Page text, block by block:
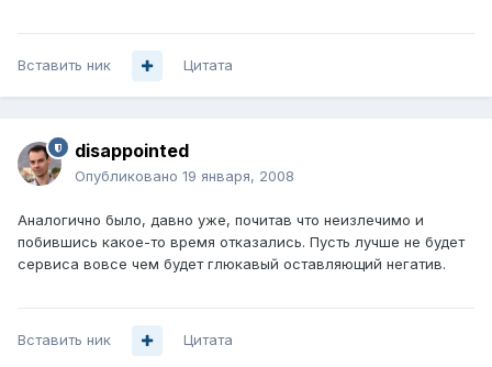
Вставить ник Цитата
disappointed
Опубликовано 19 января, 2008
Аналогично было, давно уже, почитав что неизлечимо и
побившись какое-то время отказались. Пусть лучше не будет
сервиса вовсе чем будет глюкавый оставляющий негатив.
Вставить ник Цитата